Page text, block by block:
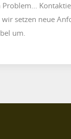
Problem...
wir setzen neue
um.